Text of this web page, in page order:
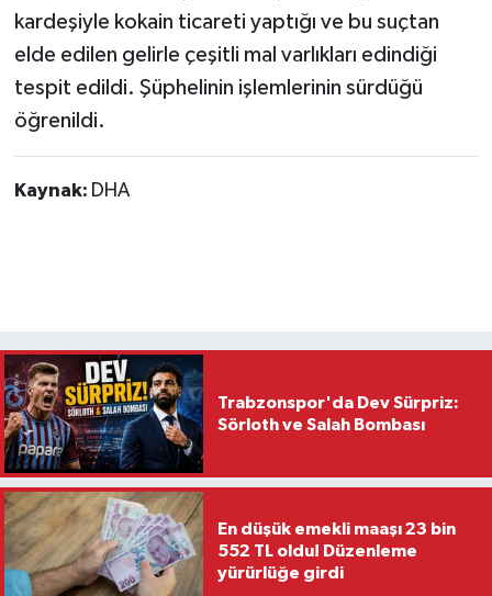
kardeşiyle kokain ticareti yaptığı ve bu suçtan
elde edilen gelirle çeşitli mal varlıkları edindiği
tespit edildi. Şüphelinin işlemlerinin sürdüğü
öğrenildi.
Kaynak: DHA
Trabzonspor'da Dev Sürpriz:
Sörloth ve Salah Bombası
En düşük emekli maaşı 23 bin
552 TL oldu! Düzenleme
yürürlüğe girdi